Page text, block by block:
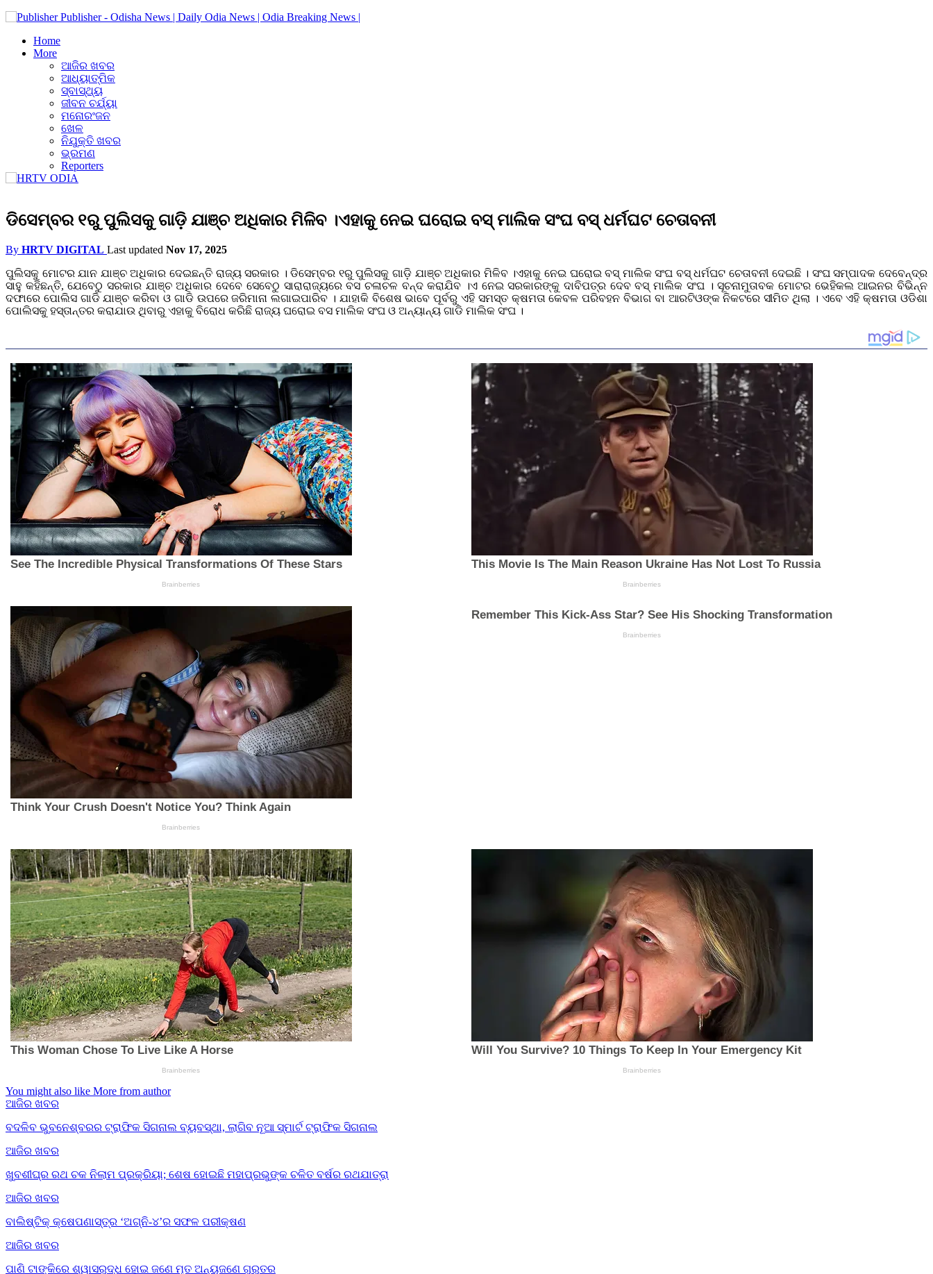
Publisher - Odisha News | Daily Odia News | Odia Breaking News |
Home
More
ଆଜିର ଖବର
ଆଧ୍ୟାତ୍ମିକ
ସ୍ବାସ୍ଥ୍ୟ
ଜୀବନ ଚର୍ଯ୍ୟା
ମନୋରଂଜନ
ଖେଳ
ନିଯୁକ୍ତି ଖବର
ଭ୍ରମଣ
Reporters
ଡିସେମ୍ବର ୧ରୁ ପୁଲିସକୁ ଗାଡ଼ି ଯାଞ୍ଚ ଅଧିକାର ମିଳିବ ।ଏହାକୁ ନେଇ ଘରୋଇ ବସ୍ ମାଲିକ ସଂଘ ବସ୍ ଧର୍ମଘଟ ଚେତାବନୀ
By HRTV DIGITAL Last updated Nov 17, 2025
ପୁଲିସକୁ ମୋଟର ଯାନ ଯାଞ୍ଚ ଅଧିକାର ଦେଇଛନ୍ତି ରାଜ୍ୟ ସରକାର । ଡିସେମ୍ବର ୧ରୁ ପୁଲିସକୁ ଗାଡ଼ି ଯାଞ୍ଚ ଅଧିକାର ମିଳିବ ।ଏହାକୁ ନେଇ ଘରୋଇ ବସ୍ ମାଲିକ ସଂଘ ବସ୍ ଧର୍ମଘଟ ଚେତାବନୀ ଦେଇଛି । ସଂଘ ସମ୍ପାଦକ ଦେବେନ୍ଦ୍ର
ସାହୁ କହିଛନ୍ତି, ଯେବେଠୁ ସରକାର ଯାଞ୍ଚ ଅଧିକାର ଦେବେ ସେବେଠୁ ସାରାରାଜ୍ୟରେ ବସ ଚଳାଚଳ ବନ୍ଦ କରାଯିବ ।ଏ ନେଇ ସରକାରଙ୍କୁ ଦାବିପତ୍ର ଦେବ ବସ୍ ମାଲିକ ସଂଘ । ସୂଚନାମୁତାବକ ମୋଟର ଭେହିକଲ ଆଇନର ବିଭିନ୍ନ
ଦଫାରେ ପୋଲିସ ଗାଡି ଯାଞ୍ଚ କରିବା ଓ ଗାଡି ଉପରେ ଜରିମାନା ଲଗାଇପାରିବ । ଯାହାକି ବିଶେଷ ଭାବେ ପୂର୍ବରୁ ଏହି ସମସ୍ତ କ୍ଷମତା କେବଳ ପରିବହନ ବିଭାଗ ବା ଆରଟିଓଙ୍କ ନିକଟରେ ସୀମିତ ଥିଲା । ଏବେ ଏହି କ୍ଷମତା ଓଡିଶା
ପୋଲିସକୁ ହସ୍ତାନ୍ତର କରାଯାଉ ଥିବାରୁ ଏହାକୁ ବିରୋଧ କରିଛି ରାଜ୍ୟ ଘରୋଇ ବସ ମାଲିକ ସଂଘ ଓ ଅନ୍ୟାନ୍ୟ ଗାଡି ମାଲିକ ସଂଘ ।
You might also like More from author
ଆଜିର ଖବର
ବଦଳିବ ଭୁବନେଶ୍ବରର ଟ୍ରାଫିକ ସିଗନାଲ ବ୍ୟବସ୍ଥା, ଲାଗିବ ନୂଆ ସ୍ମାର୍ଟ ଟ୍ରାଫିକ ସିଗନାଲ
ଆଜିର ଖବର
ଖୁବଶୀଘ୍ର ରଥ ଚକ ନିଲାମ ପ୍ରକ୍ରିୟା; ଶେଷ ହୋଇଛି ମହାପ୍ରଭୁଙ୍କ ଚଳିତ ବର୍ଷର ରଥଯାତ୍ରା
ଆଜିର ଖବର
ବାଲିଷ୍ଟିକ୍ କ୍ଷେପଣାସ୍ତ୍ର ‘ଅଗ୍ନି-୪’ର ସଫଳ ପରୀକ୍ଷଣ
ଆଜିର ଖବର
ପାଣି ଟାଙ୍କିରେ ଶ୍ୱାସରୁଦ୍ଧ ହୋଇ ଜଣେ ମୃତ ଅନ୍ୟଜଣେ ଗୁରୁତର